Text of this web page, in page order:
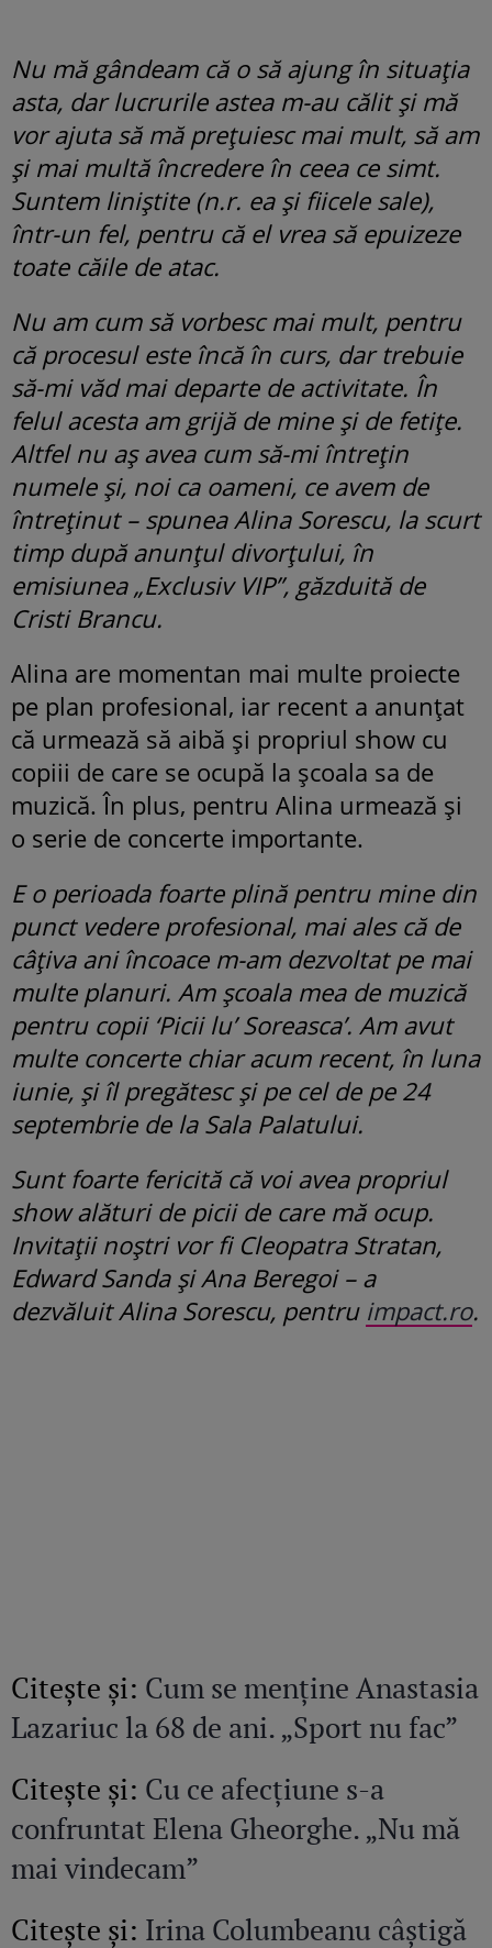
Nu mă gândeam că o să ajung în situația
asta, dar lucrurile astea m-au călit și mă
vor ajuta să mă prețuiesc mai mult, să am
și mai multă încredere în ceea ce simt.
Suntem liniștite (n.r. ea și fiicele sale),
într-un fel, pentru că el vrea să epuizeze
toate căile de atac.
Nu am cum să vorbesc mai mult, pentru
că procesul este încă în curs, dar trebuie
să-mi văd mai departe de activitate. În
felul acesta am grijă de mine și de fetițe.
Altfel nu aș avea cum să-mi întrețin
numele și, noi ca oameni, ce avem de
întreținut – spunea Alina Sorescu, la scurt
timp după anunțul divorțului, în
emisiunea „Exclusiv VIP”, găzduită de
Cristi Brancu.
Alina are momentan mai multe proiecte
pe plan profesional, iar recent a anunțat
că urmează să aibă și propriul show cu
copiii de care se ocupă la școala sa de
muzică. În plus, pentru Alina urmează și
o serie de concerte importante.
E o perioada foarte plină pentru mine din
punct vedere profesional, mai ales că de
câțiva ani încoace m-am dezvoltat pe mai
multe planuri. Am școala mea de muzică
pentru copii ‘Picii lu’ Soreasca’. Am avut
multe concerte chiar acum recent, în luna
iunie, și îl pregătesc și pe cel de pe 24
septembrie de la Sala Palatului.
Sunt foarte fericită că voi avea propriul
show alături de picii de care mă ocup.
Invitații noștri vor fi Cleopatra Stratan,
Edward Sanda și Ana Beregoi – a
dezvăluit Alina Sorescu, pentru impact.ro.
Citeşte şi: Cum se menține Anastasia
Lazariuc la 68 de ani. „Sport nu fac”
Citeşte şi: Cu ce afecțiune s-a
confruntat Elena Gheorghe. „Nu mă
mai vindecam”
Citeşte şi: Irina Columbeanu câștigă